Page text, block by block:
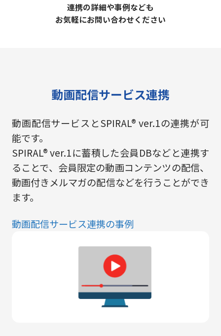
連携の詳細や事例なども
お気軽にお問い合わせください
動画配信サービス連携
動画配信サービスとSPIRAL® ver.1の連携が可
能です。
SPIRAL® ver.1に蓄積した会員DBなどと連携す
ることで、会員限定の動画コンテンツの配信、
動画付きメルマガの配信などを行うことができ
ます。
動画配信サービス連携の事例